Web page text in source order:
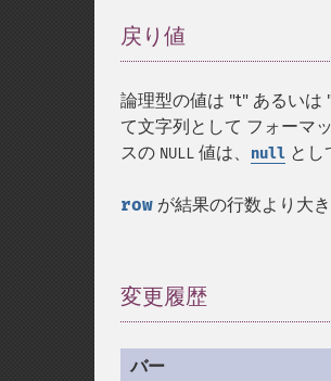
戻り値
論理型の値は "t" あるいは
て文字列として フォーマ
スの NULL 値は、 null とし
row が結果の行数より大
変更履歴
バー